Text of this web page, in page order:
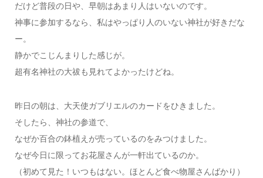
だけど普段の日や、早朝はあまり人はいないのです。
神事に参加するなら、私はやっぱり人のいない神社が好きだな
ー。
静かでこじんまりした感じが。
超有名神社の大祓も見れてよかったけどね。
昨日の朝は、大天使ガブリエルのカードをひきました。
そしたら、神社の参道で、
なぜか百合の鉢植えが売っているのをみつけました。
なぜ今日に限ってお花屋さんが一軒出ているのか。
（初めて見た！いつもはない。ほとんど食べ物屋さんばかり）